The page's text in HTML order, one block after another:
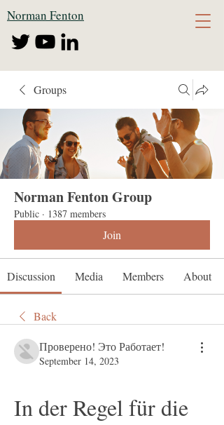
Norman Fenton
Groups
Norman Fenton Group
Public · 1387 members
Join
Discussion Media Members About
Back
Проверено! Это Работает!
September 14, 2023
In der Regel für die